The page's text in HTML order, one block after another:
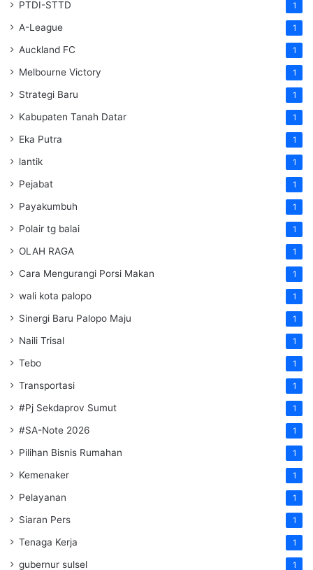
PTDI-STTD 1
A-League 1
Auckland FC 1
Melbourne Victory 1
Strategi Baru 1
Kabupaten Tanah Datar 1
Eka Putra 1
lantik 1
Pejabat 1
Payakumbuh 1
Polair tg balai 1
OLAH RAGA 1
Cara Mengurangi Porsi Makan 1
wali kota palopo 1
Sinergi Baru Palopo Maju 1
Naili Trisal 1
Tebo 1
Transportasi 1
#Pj Sekdaprov Sumut 1
#SA-Note 2026 1
Pilihan Bisnis Rumahan 1
Kemenaker 1
Pelayanan 1
Siaran Pers 1
Tenaga Kerja 1
gubernur sulsel 1